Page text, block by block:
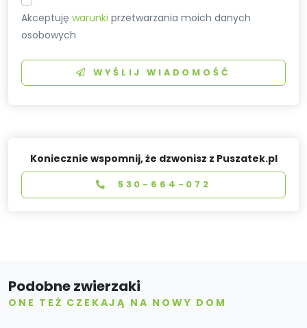
Akceptujęwarunki przetwarzania moich danych
osobowych
WYŚLIJ WIADOMOŚĆ
Koniecznie wspomnij, że dzwonisz z Puszatek.pl
530-664-072
Podobne zwierzaki
ONE TEŻ CZEKAJĄ NA NOWY DOM